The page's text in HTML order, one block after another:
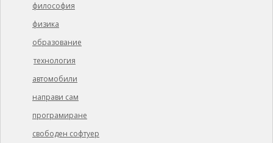
философия
физика
образование
технология
автомобили
направи сам
програмиране
свободен софтуер